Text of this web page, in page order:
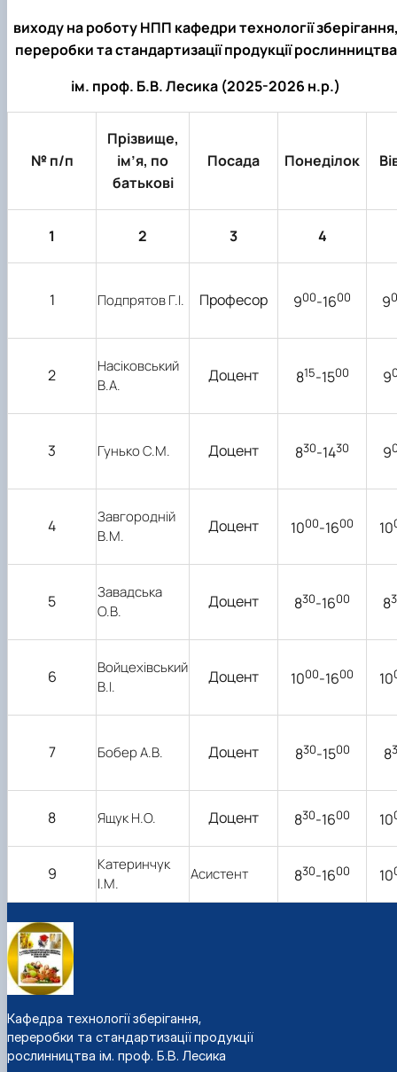
виходу на роботу НПП кафедри технології
переробки та стандартизації продукції рослинництва
ім. проф. Б.В. Лесика (2025-2026 н.р.)
№ п/п
Прізвище,
ім’я, по
батькові
Посада Понеділок
1 2 3 4
1 Подпрятов Г.І. Професор 900-1600 9
2
Насіковський
В.А.
Доцент 815-1500 9
3 Гунько С.М. Доцент 830-1430 9
4
Завгородній
В.М.
Доцент 1000-1600 10
5
Завадська
О.В.
Доцент 830-1600 8
6
Войцехівський
В.І.
Доцент 1000-1600 10
7 Бобер А.В. Доцент 830-1500 8
8 Ящук Н.О. Доцент 830-1600 10
9
Катеринчук
І.М.
Асистент 830-1600 10
Кафедра технології зберігання,
переробки та стандартизації продукції
рослинництва ім. проф. Б.В. Лесика